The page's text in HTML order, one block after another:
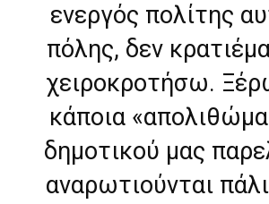
ενεργός πολίτης
πόλης, δεν
χειροκροτήσω.
κάποια
δημοτικού μας
αναρωτιούνται